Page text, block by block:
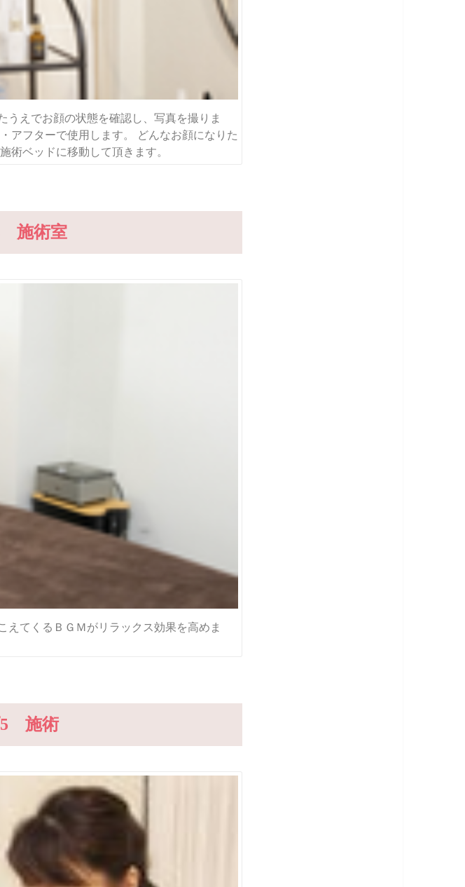
えでお顔の状態を確認し、写真を撮りま
アフターで使用します。 どんなお顔になりた
術ベッドに移動して頂きます。
施術室
てくるＢＧＭがリラックス効果を高めま
5 施術